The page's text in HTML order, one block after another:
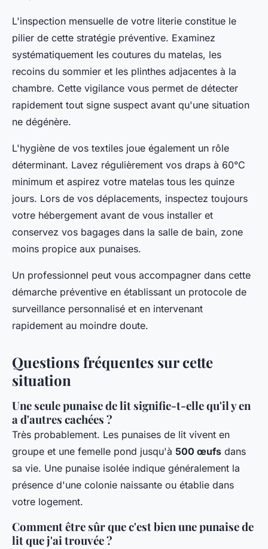
L'inspection mensuelle de votre literie constitue le
pilier de cette stratégie préventive. Examinez
systématiquement les coutures du matelas, les
recoins du sommier et les plinthes adjacentes à la
chambre. Cette vigilance vous permet de détecter
rapidement tout signe suspect avant qu'une situation
ne dégénère.
L'hygiène de vos textiles joue également un rôle
déterminant. Lavez régulièrement vos draps à 60°C
minimum et aspirez votre matelas tous les quinze
jours. Lors de vos déplacements, inspectez toujours
votre hébergement avant de vous installer et
conservez vos bagages dans la salle de bain, zone
moins propice aux punaises.
Un professionnel peut vous accompagner dans cette
démarche préventive en établissant un protocole de
surveillance personnalisé et en intervenant
rapidement au moindre doute.
Questions fréquentes sur cette
situation
Une seule punaise de lit signifie-t-elle qu'il y en
a d'autres cachées ?
Très probablement. Les punaises de lit vivent en
groupe et une femelle pond jusqu'à 500 œufs dans
sa vie. Une punaise isolée indique généralement la
présence d'une colonie naissante ou établie dans
votre logement.
Comment être sûr que c'est bien une punaise de
lit que j'ai trouvée ?